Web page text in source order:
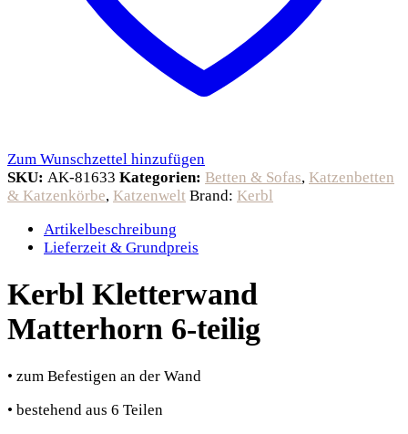
Zum Wunschzettel hinzufügen
SKU: AK-81633 Kategorien: Betten & Sofas, Katzenbetten
& Katzenkörbe, Katzenwelt Brand: Kerbl
Artikelbeschreibung
Lieferzeit & Grundpreis
Kerbl Kletterwand
Matterhorn 6-teilig
• zum Befestigen an der Wand
• bestehend aus 6 Teilen